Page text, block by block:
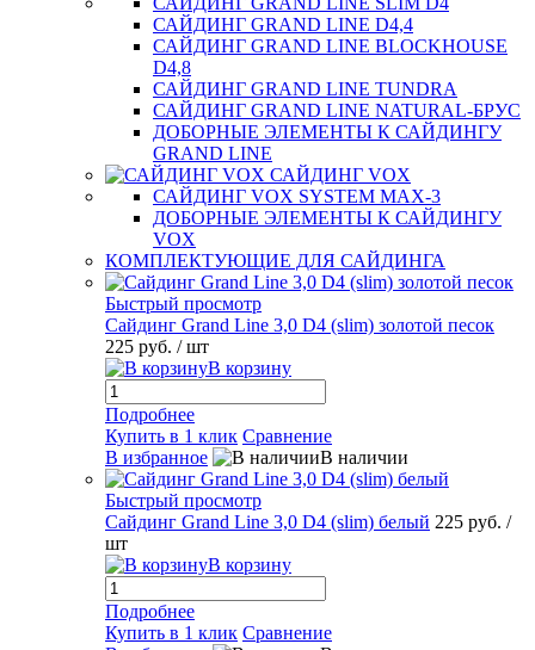
САЙДИНГ GRAND LINE D4,4
САЙДИНГ GRAND LINE BLOCKHOUSE
D4,8
САЙДИНГ GRAND LINE TUNDRA
САЙДИНГ GRAND LINE NATURAL-БРУС
ДОБОРНЫЕ ЭЛЕМЕНТЫ К САЙДИНГУ
GRAND LINE
САЙДИНГ VOX
САЙДИНГ VOX SYSTEM MAX-3
ДОБОРНЫЕ ЭЛЕМЕНТЫ К САЙДИНГУ
VOX
КОМПЛЕКТУЮЩИЕ ДЛЯ САЙДИНГА
Быстрый просмотр
Сайдинг Grand Line 3,0 D4 (slim) золотой песок
225 руб. / шт
В корзину
Подробнее
Купить в 1 клик Сравнение
В избранное
В наличии
Быстрый просмотр
Сайдинг Grand Line 3,0 D4 (slim) белый 225 руб. /
шт
В корзину
Подробнее
Купить в 1 клик Сравнение